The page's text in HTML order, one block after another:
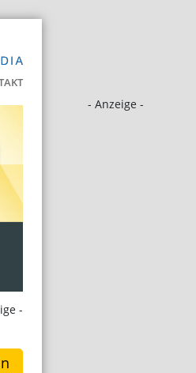
-
- Anzeige -